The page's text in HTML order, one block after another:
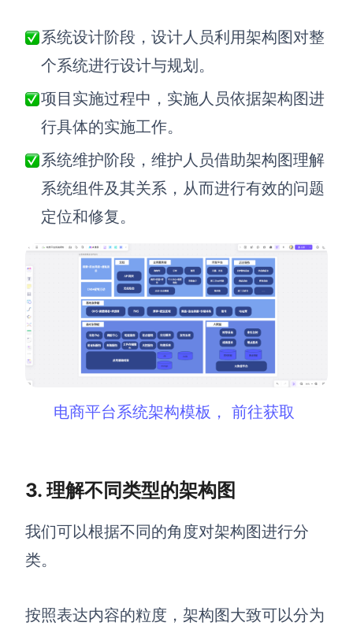
查看所有场景
AI创作
创意与绘图
AI生成思维导图
AI生成流程图
AI生成用户旅程图
AI生成甘特图
战略与流程设计
AI生成商业画布
AI生成SWOT分析
AI生成5Why分析
AI生成价值链
AI生成用户画像 AI生成PPT
系统设计阶段，设计人员利用架构图对整
个系统进行设计与规划。
项目实施过程中，实施人员依据架构图进
行具体的实施工作。
系统维护阶段，维护人员借助架构图理解
系统组件及其关系，从而进行有效的问题
定位和修复。
电商平台系统架构模板， 前往获取
3. 理解不同类型的架构图
我们可以根据不同的角度对架构图进行分
类。
按照表达内容的粒度，架构图大致可以分为